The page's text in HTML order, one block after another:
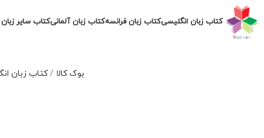
کتاب زبان انگلیسیکتاب زبان فرانسهکتاب زبان آلمانیکتاب سایر
بوک کالا /کتاب زبان